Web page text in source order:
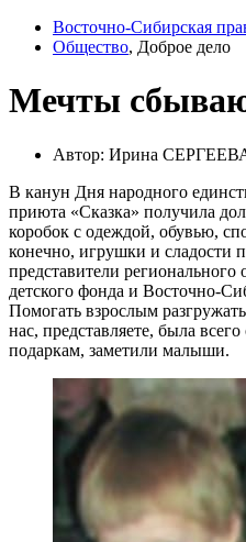
Восточно-Сибирская
Общество, Доброе дело
Мечты
Автор: Ирина
В канун Дня народного
приюта «Сказка» получила
коробок с одеждой, обувью,
конечно, игрушки и сладости
представители регионального
детского фонда и Восточно-
Помогать взрослым
нас, представляете, была
подаркам, заметили малыши.